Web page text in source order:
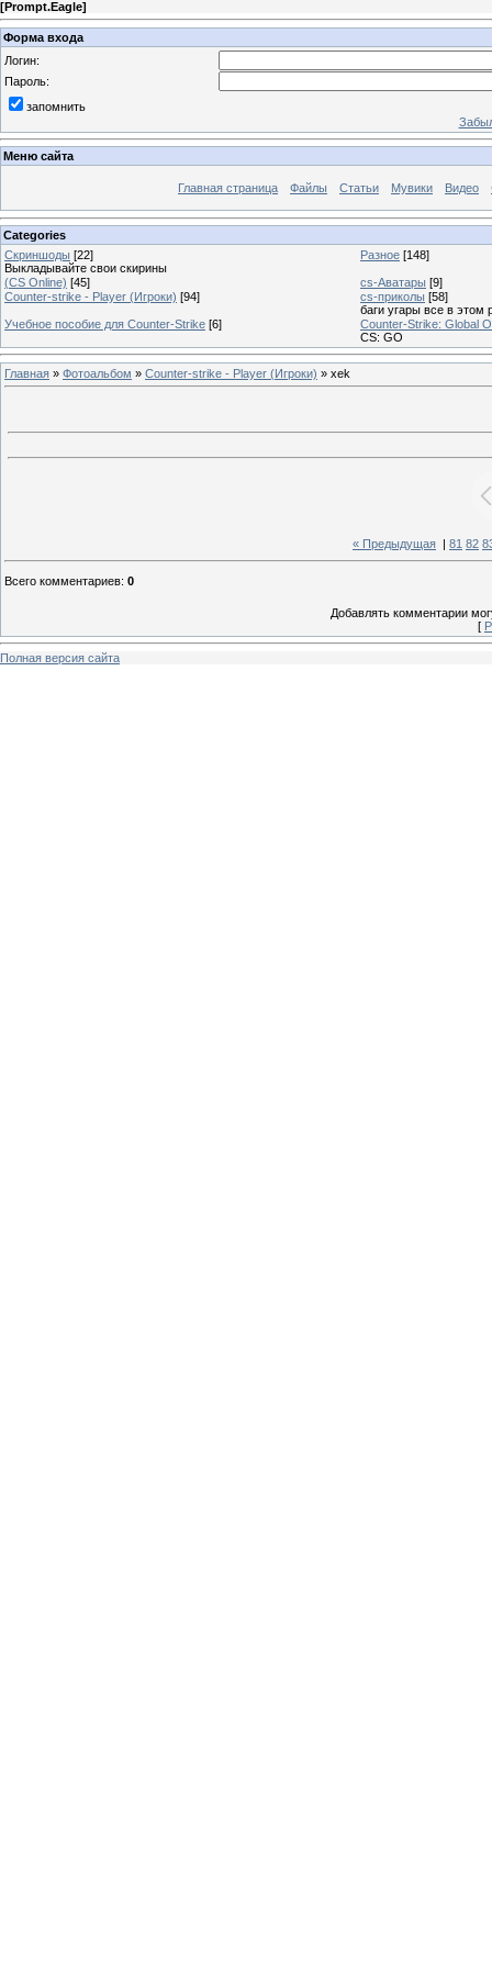
[Prompt.Eagle]
Форма входа
Логин:
Пароль:
запомнить
Меню сайта
Главная страница Файлы Статьи Мувики Видео
Categories
Скриншоды [22]
Выкладывайте свои скирины
Разное [148]
(CS Online) [45] cs-Аватары [9]
Counter-strike - Player (Игроки) [94] cs-приколы [58]
баги угары все в этом
Учебное пособие для Counter-Strike [6]
Counter-Strike: Global
CS: GO
Главная » Фотоальбом » Counter-strike - Player (Игроки) » xek
« Предыдущая 81 82
Всего комментариев: 0
Добавлять комментарии
[
Полная версия сайта